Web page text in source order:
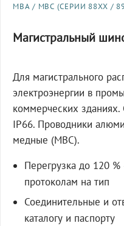
МВА / МВС (СЕРИИ 88XX /
Магистральный
Для магистрального
электроэнергии в
коммерческих
IP66. Проводники
медные (МВС).
Перегрузка до 120
протоколам на тип
Соединительные и
каталогу и паспорту